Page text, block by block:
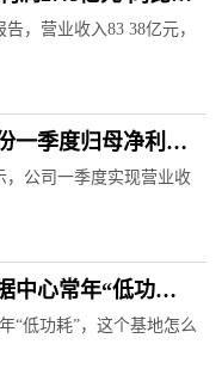
，营业收入83 38亿元，
一季度归母净利润
，公司一季度实现营业收
中心常年“低功
资讯
“低功耗”，这个基地怎么